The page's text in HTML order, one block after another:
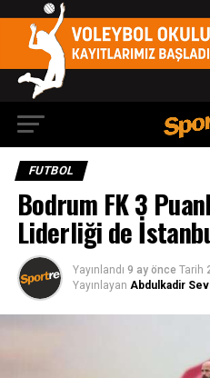
FUTBOL
Bodrum FK 3
Liderliği de
Yayınlandı 9 ay önce Tarih
Yayınlayan Abdulkadir